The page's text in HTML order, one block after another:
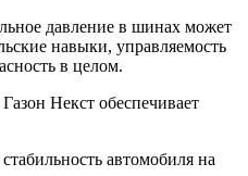
давление в шинах может
навыки, управляемость
в целом.
Некст обеспечивает
автомобиля на